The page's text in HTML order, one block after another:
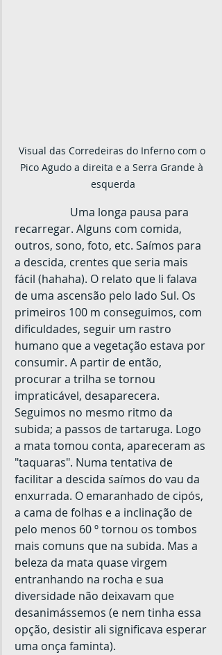
Visual das Corredeiras do Inferno com o
Pico Agudo a direita e a Serra Grande à
esquerda
recarregar. Alguns com comida,
outros, sono, foto, etc. Saímos para
a descida, crentes que seria mais
fácil (hahaha). O relato que li falava
de uma ascensão pelo lado Sul. Os
primeiros 100 m conseguimos, com
dificuldades, seguir um rastro
humano que a vegetação estava por
consumir. A partir de então,
procurar a trilha se tornou
impraticável, desaparecera.
Seguimos no mesmo ritmo da
subida; a passos de tartaruga. Logo
a mata tomou conta, apareceram as
"taquaras". Numa tentativa de
facilitar a descida saímos do vau da
enxurrada. O emaranhado de cipós,
a cama de folhas e a inclinação de
pelo menos 60 º tornou os tombos
mais comuns que na subida. Mas a
beleza da mata quase virgem
entranhando na rocha e sua
diversidade não deixavam que
desanimássemos (e nem tinha essa
opção, desistir ali significava esperar
uma onça faminta).